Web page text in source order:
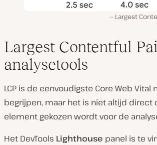
Largest
Largest Contentful
analysetools
LCP is de eenvoudigste Core Web
begrijpen, maar het is niet altijd direct
element gekozen wordt voor de
Het DevTools Lighthouse panel is te